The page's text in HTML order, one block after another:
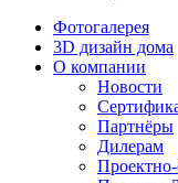
Фотогалерея
3D дизайн дома
О компании
Новости
Партнёры
Дилерам